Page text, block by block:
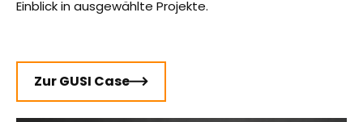
Einblick in ausgewählte Projekte.
Zur GUSI Case